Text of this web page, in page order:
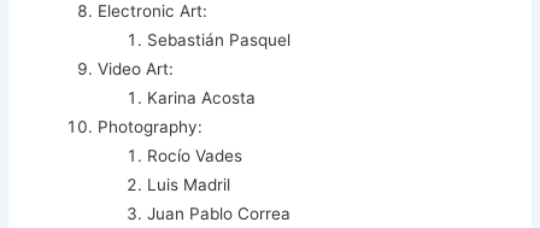
Electronic Art:
Sebastián Pasquel
Video Art:
Karina Acosta
Photography:
Rocío Vades
Luis Madril
Juan Pablo Correa